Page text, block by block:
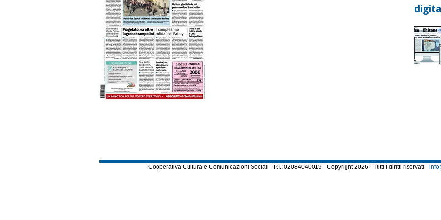
Cooperativa Cultura e Comunicazioni Sociali - P.I.: 02084040019 - Copyright 2026 - Tutti i diritti riservati -